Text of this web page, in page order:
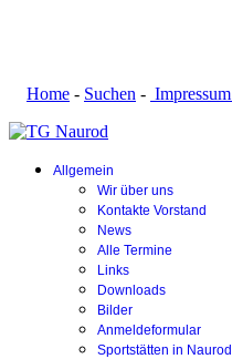
Home - Suchen - Impressum
Allgemein
Wir über uns
Kontakte Vorstand
News
Alle Termine
Links
Downloads
Bilder
Anmeldeformular
Sportstätten in Naurod